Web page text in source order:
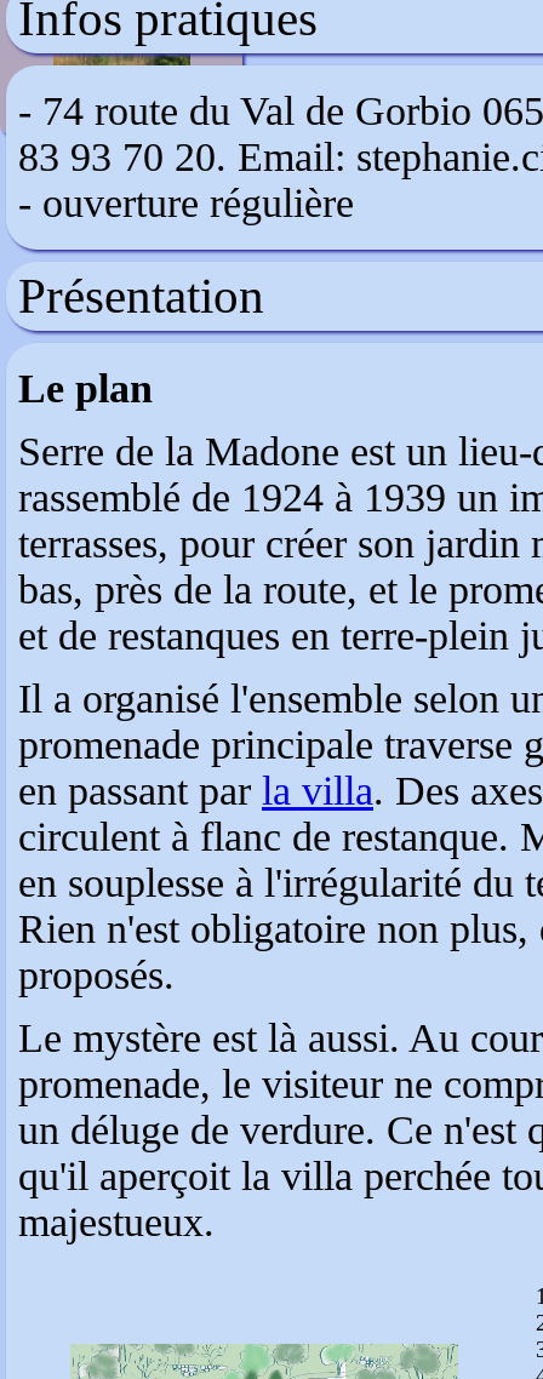
Les jardins de Séricourt
Infos pratiques
- 74 route du Val de Gorbio
83 93 70 20. Email:
- ouverture régulière
Présentation
Le plan
Serre de la Madone est un
rassemblé de 1924 à 1939 un
terrasses, pour créer son jardin
bas, près de la route, et le
et de restanques en terre-plein
Il a organisé l'ensemble selon
promenade principale traverse
en passant par la villa. Des
circulent à flanc de restanque.
en souplesse à l'irrégularité du
Rien n'est obligatoire non
proposés.
Le mystère est là aussi. Au
promenade, le visiteur ne
un déluge de verdure. Ce n'est
qu'il aperçoit la villa perchée
majestueux.